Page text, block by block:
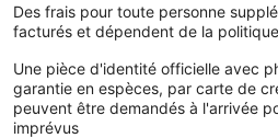
Des frais pour toute personne
facturés et dépendent de la
Une pièce d'identité officielle avec
garantie en espèces, par carte de
peuvent être demandés à l'arrivée
imprévus